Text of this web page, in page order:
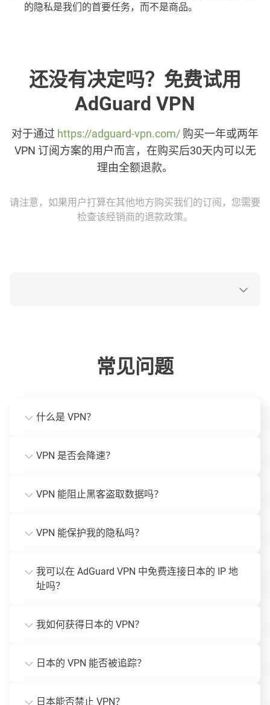
的隐私是我们的首要任务，而不是商品。
还没有决定吗？免费试用
AdGuard VPN
对于通过 https://adguard-vpn.com/ 购买一年或两年
VPN 订阅方案的用户而言，在购买后30天内可以无
理由全额退款。
请注意，如果用户打算在其他地方购买我们的订阅，您需要
检查该经销商的退款政策。
常见问题
什么是 VPN？
VPN 是否会降速？
VPN 能阻止黑客盗取数据吗？
VPN 能保护我的隐私吗？
我可以在 AdGuard VPN 中免费连接日本的 IP 地
址吗？
我如何获得日本的 VPN？
日本的 VPN 能否被追踪？
日本能否禁止 VPN？